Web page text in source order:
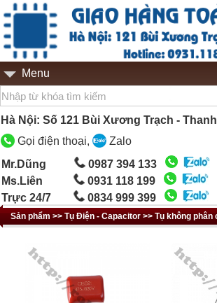
Menu
Hà Nội: Số 121 Bùi Xương Trạch -
Gọi điện thoại,
Zalo
Mr.Dũng
0987 394 133
Ms.Liên
0931 118 199
Trực 24/7
0834 999 399
Sản phẩm >> Tụ Điện - Capacitor >> Tụ không phân